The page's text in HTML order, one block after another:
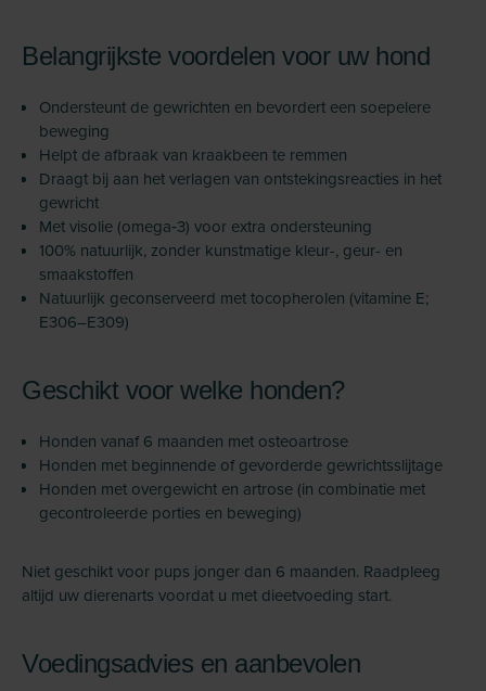
Belangrijkste voordelen voor uw hond
Ondersteunt de gewrichten en bevordert een soepelere
beweging
Helpt de afbraak van kraakbeen te remmen
Draagt bij aan het verlagen van ontstekingsreacties in het
gewricht
Met visolie (omega‑3) voor extra ondersteuning
100% natuurlijk, zonder kunstmatige kleur-, geur- en
smaakstoffen
Natuurlijk geconserveerd met tocopherolen (vitamine E;
E306–E309)
Geschikt voor welke honden?
Honden vanaf 6 maanden met osteoartrose
Honden met beginnende of gevorderde gewrichtsslijtage
Honden met overgewicht en artrose (in combinatie met
gecontroleerde porties en beweging)
Niet geschikt voor pups jonger dan 6 maanden. Raadpleeg
altijd uw dierenarts voordat u met dieetvoeding start.
Voedingsadvies en aanbevolen